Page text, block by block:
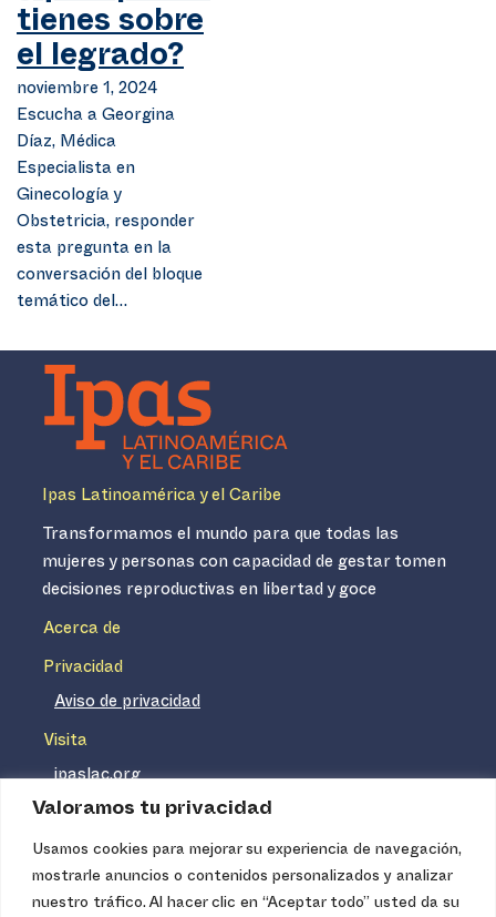
Valoramos tu privacidad
Usamos cookies para mejorar su experiencia de navegación,
mostrarle anuncios o contenidos personalizados y analizar
nuestro tráfico. Al hacer clic en “Aceptar todo” usted da su
tienes sobre
el legrado?
noviembre 1, 2024
Escucha a Georgina
Díaz, Médica
Especialista en
Ginecología y
Obstetricia, responder
esta pregunta en la
conversación del bloque
temático del…
Ipas Latinoamérica y el Caribe
Transformamos el mundo para que todas las
mujeres y personas con capacidad de gestar tomen
decisiones reproductivas en libertad y goce
Acerca de
Privacidad
Aviso de privacidad
Visita
ipaslac.org
ipasmexico.org
Ipas no es un distribuidor de insumos médicos. Nuestros
servicios se concentran, entre otros, en la difusión de